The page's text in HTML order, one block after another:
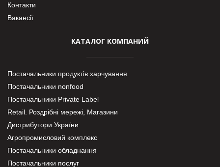
Контакти
Вакансії
КАТАЛОГ КОМПАНИЙ
Постачальники продуктів харчування
Постачальники nonfood
Постачальники Private Label
Retail. Роздрібні мережі, Магазини
Дистрибутори України
Агропромисловий комплекс
Постачальники обладнання
Постачальники послуг